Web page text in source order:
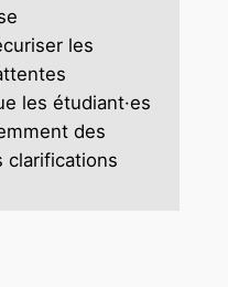
les
les étudiant·es
des
clarifications